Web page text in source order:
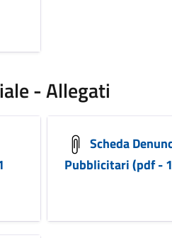
- Allegati
Scheda
Pubblicitari (pdf -